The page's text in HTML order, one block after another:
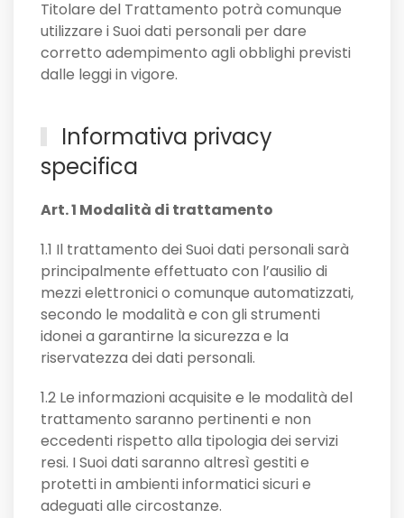
Titolare del Trattamento potrà comunque
utilizzare i Suoi dati personali per dare
corretto adempimento agli obblighi previsti
dalle leggi in vigore.
Informativa privacy
specifica
Art. 1 Modalità di trattamento
1.1 Il trattamento dei Suoi dati personali sarà
principalmente effettuato con l’ausilio di
mezzi elettronici o comunque automatizzati,
secondo le modalità e con gli strumenti
idonei a garantirne la sicurezza e la
riservatezza dei dati personali.
1.2 Le informazioni acquisite e le modalità del
trattamento saranno pertinenti e non
eccedenti rispetto alla tipologia dei servizi
resi. I Suoi dati saranno altresì gestiti e
protetti in ambienti informatici sicuri e
adeguati alle circostanze.